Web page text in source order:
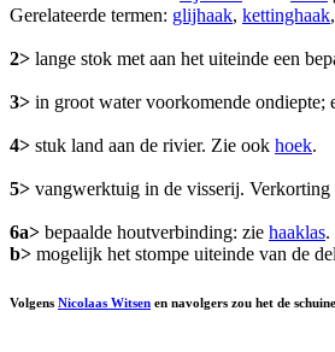
Gerelateerde termen: glijhaak, kettinghaak,
2> lange stok met aan het uiteinde een
3> in groot water voorkomende ondiepte;
4> stuk land aan de rivier. Zie ook hoek.
5> vangwerktuig in de visserij. Verkorting
6a> bepaalde houtverbinding: zie haaklas.
b> mogelijk het stompe uiteinde van de
Volgens Nicolaas Witsen en navolgers zou het de